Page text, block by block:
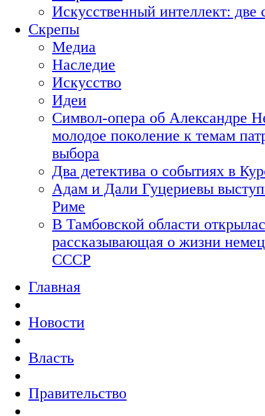
Искусственный интеллект:
Скрепы
Медиа
Наследие
Искусство
Идеи
Символ-опера об Александре
молодое поколение к темам
выбора
Два детектива о событиях в
Адам и Дали Гуцериевы
Риме
В Тамбовской области
рассказывающая о жизни
СССР
Главная
Новости
Власть
Правительство